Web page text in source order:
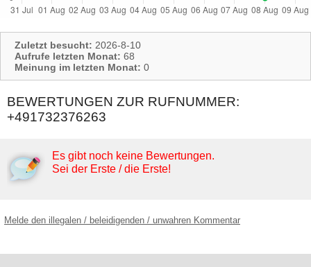
Zuletzt besucht: 2026-8-10
Aufrufe letzten Monat: 68
Meinung im letzten Monat: 0
BEWERTUNGEN ZUR RUFNUMMER:
+491732376263
Es gibt noch keine Bewertungen.
Sei der Erste / die Erste!
Melde den illegalen / beleidigenden / unwahren Kommentar